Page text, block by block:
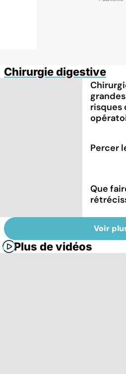
Chirurgie digestive
risques
Percer
Que
Voir
Plus de vidéos